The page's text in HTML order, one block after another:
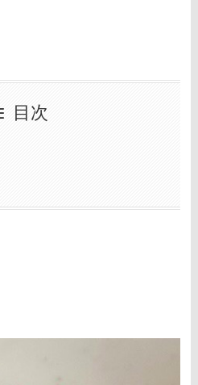
目次